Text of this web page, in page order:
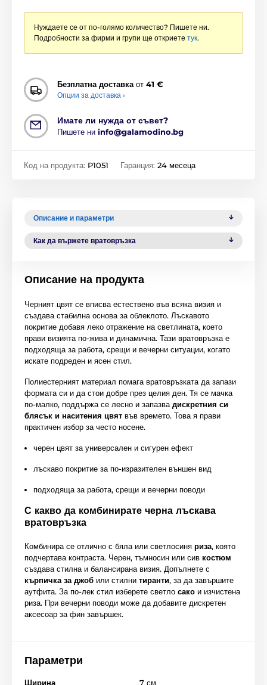
Нуждаете се от по-голямо количество? Пишете ни.
Подробности за фирми и групи ще откриете тук.
Безплатна доставкаот 41 €
Опции за доставка ›
Имате ли нужда от съвет?
Пишете ни info@galamodino.bg
Код на продукта: P1051 Гаранция: 24 месеца
Описание и параметри
Как да вържете вратовръзка
Описание на продукта
Черният цвят се вписва естествено във всяка визия и
създава стабилна основа за облеклото. Лъскавото
покритие добавя леко отражение на светлината, което
прави визията по-жива и динамична. Тази вратовръзка е
подходяща за работа, срещи и вечерни ситуации, когато
искате подреден и ясен стил.
Полиестерният материал помага вратовръзката да запази
формата си и да стои добре през целия ден. Тя се мачка
по-малко, поддържа се лесно и запазва дискретния си
блясък и наситения цвят във времето. Това я прави
практичен избор за често носене.
черен цвят за универсален и сигурен ефект
лъскаво покритие за по-изразителен външен вид
подходяща за работа, срещи и вечерни поводи
С какво да комбинирате черна лъскава
вратовръзка
Комбинира се отлично с бяла или светлосиня риза, която
подчертава контраста. Черен, тъмносин или сив костюм
създава стилна и балансирана визия. Допълнете с
кърпичка за джоб или стилни тиранти, за да завършите
аутфита. За по-лек стил изберете светло сако и изчистена
риза. При вечерни поводи може да добавите дискретен
аксесоар за фин завършек.
Параметри
Ширина 7 см